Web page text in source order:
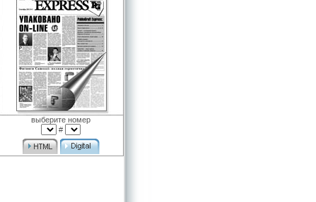
выберите номер
#